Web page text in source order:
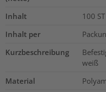
Inhalt 100 ST
Inhalt per
Kurzbeschreibung
weiß
Material